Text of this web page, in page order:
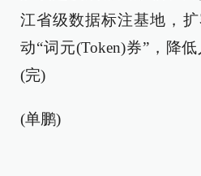
江省级数据标注基地，
动“词元(Token)券”，降
(完)
(单鹏)